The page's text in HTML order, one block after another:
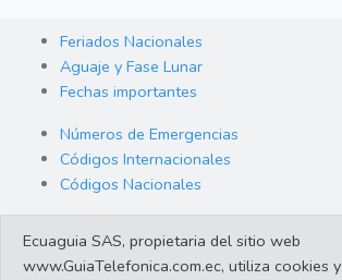
Feriados Nacionales
Aguaje y Fase Lunar
Fechas importantes
Números de Emergencias
Códigos Internacionales
Códigos Nacionales
Cambio de Divisas
Ecuaguia SAS, propietaria del sitio web
www.GuiaTelefonica.com.ec, utiliza cookies y